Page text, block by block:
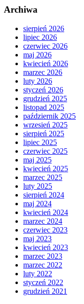
Archiwa
sierpień 2026
lipiec 2026
czerwiec 2026
maj 2026
kwiecień 2026
marzec 2026
luty 2026
styczeń 2026
grudzień 2025
listopad 2025
październik 2025
wrzesień 2025
sierpień 2025
lipiec 2025
czerwiec 2025
maj 2025
kwiecień 2025
marzec 2025
luty 2025
sierpień 2024
maj 2024
kwiecień 2024
marzec 2024
czerwiec 2023
maj 2023
kwiecień 2023
marzec 2023
marzec 2022
luty 2022
styczeń 2022
grudzień 2021